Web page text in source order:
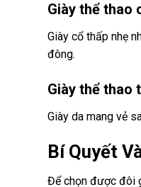
Giày thể thao
Giày cổ thấp nhẹ
đông.
Giày thể thao
Giày da mang vẻ
Bí Quyết
Để chọn được đôi